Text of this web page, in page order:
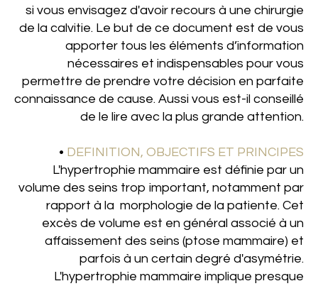
si vous envisagez d'avoir recours à une chirurgie
de la calvitie. Le but de ce document est de vous
apporter tous les éléments d’information
nécessaires et indispensables pour vous
permettre de prendre votre décision en parfaite
connaissance de cause. Aussi vous est-il conseillé
de le lire avec la plus grande attention.
• DEFINITION, OBJECTIFS ET PRINCIPES
L'hypertrophie mammaire est définie par un
volume des seins trop important, notamment par
rapport à la morphologie de la patiente. Cet
excès de volume est en général associé à un
affaissement des seins (ptose mammaire) et
parfois à un certain degré d'asymétrie.
L'hypertrophie mammaire implique presque